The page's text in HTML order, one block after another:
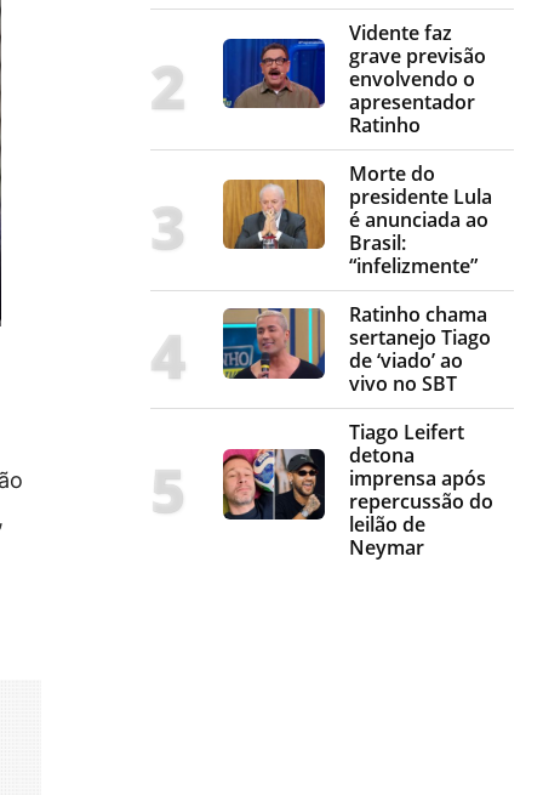
Vidente faz
grave previsão
envolvendo o
apresentador
Ratinho
Morte do
presidente Lula
é anunciada ao
Brasil:
“infelizmente”
Ratinho chama
sertanejo Tiago
de ‘viado’ ao
vivo no SBT
Tiago Leifert
detona
imprensa após
repercussão do
leilão de
Neymar